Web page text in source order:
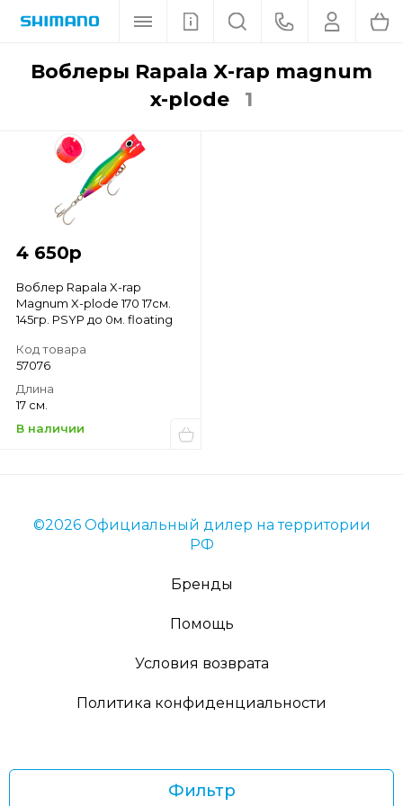
воблеры Rapala X-rap magnum
x-plode
1
4 650р
Воблер Rapala X-rap
Magnum X-plode 170 17см.
145гр. PSYP до 0м. floating
Код товара
57076
Длина
17 см.
В наличии
Фильтр
©2026 Официальный дилер на территории
РФ
Бренды
Помощь
Условия возврата
Политика конфиденциальности